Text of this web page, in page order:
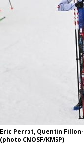
Eric Perrot, Quentin
(photo CNOSF/KMSP)